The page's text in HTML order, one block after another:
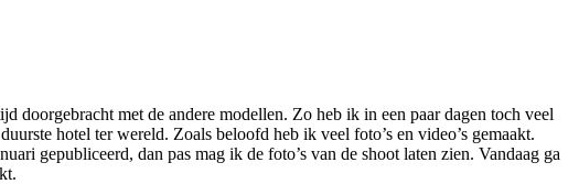
doorgebracht met de andere modellen. Zo heb ik in een paar dagen toch veel
hotel ter wereld. Zoals beloofd heb ik veel foto’s en video’s gemaakt.
gepubliceerd, dan pas mag ik de foto’s van de shoot laten zien. Vandaag ga